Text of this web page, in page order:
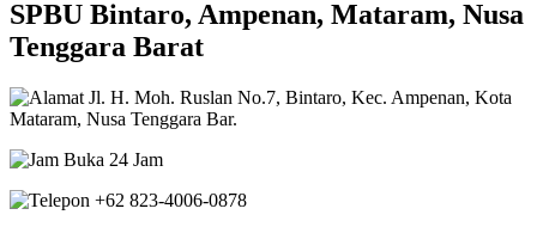
SPBU Bintaro, Ampenan, Mataram, Nusa
Tenggara Barat
Jl. H. Moh. Ruslan No.7, Bintaro, Kec. Ampenan, Kota
Mataram, Nusa Tenggara Bar.
Buka 24 Jam
+62 823-4006-0878